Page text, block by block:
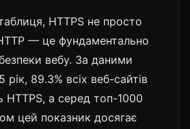
HTTPS не просто
— це фундаментально
вебу. За даними
89.3% всіх веб-сайтів
HTTPS, а серед топ-1000
цей показник досягає